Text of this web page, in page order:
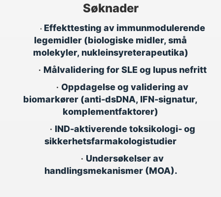
Søknader
• Effekttesting av immunmodulerende
legemidler (biologiske midler, små
molekyler, nukleinsyreterapeutika)
• Målvalidering for SLE og lupus nefritt
• Oppdagelse og validering av
biomarkører (anti-dsDNA, IFN-signatur,
komplementfaktorer)
• IND-aktiverende toksikologi- og
sikkerhetsfarmakologistudier
• Undersøkelser av
handlingsmekanismer (MOA).